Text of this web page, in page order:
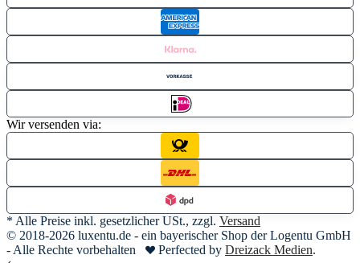
Wir versenden via:
* Alle Preise inkl. gesetzlicher USt., zzgl. Versand
© 2018-2026 luxentu.de - ein bayerischer Shop der Logentu GmbH
- Alle Rechte vorbehalten
Perfected by Dreizack Medien.